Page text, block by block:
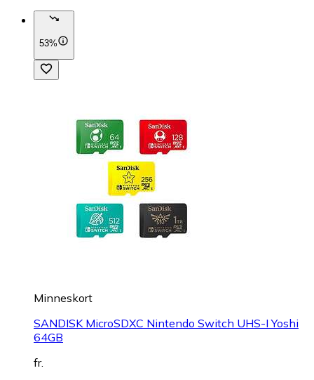
53%
Minneskort
SANDISK MicroSDXC Nintendo Switch UHS-I Yoshi
64GB
fr.